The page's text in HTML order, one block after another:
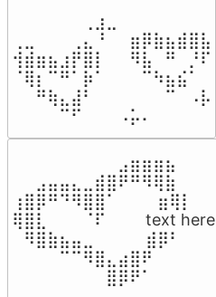
⠀⠀⠀⠀⠀⠀⢀⣰⣀⠀⠀⠀⠀⠀⠀⠀⠀
⢀⣀⠀⠀⠀⢀⣄⠘⠀⠀⣶⡿⣷⣦⣾⣿⣧
⢺⣾⣶⣦⣰⡟⣿⡇⠀⠀⠻⣧⠀⠛⠀⡘⠏
⠈⢿⡆⠉⠛⠁⡷⠁⠀⠀⠀⠉⠳⣦⣮⠁⠀
⠀⠀⠛⢷⣄⣼⠃⠀⠀⠀⠀⠀⠀⠉⠀⠠⡧
⠀⠀⠀⠀⠉⠋⠀⠀⠀⠠⡥⠄⠀⠀⠀⠀⠀
⠀⠀⠀⠀⠀⠀⠀⠀⠀⣠⣶⣶⣶⣦⠀⠀
⠀⠀⣠⣤⣤⣄⣀⣾⣿⠟⠛⠻⢿⣷⠀
⢰⣿⡿⠛⠙⠻⣿⣿⠁⠀⠀ ⠀⣶⢿⡇
⢿⣿⣇⠀⠀⠀⠈⠏⠀⠀⠀ text here
⠀⠻⣿⣷⣦⣤⣀⠀⠀⠀ ⠀⣾⡿⠃⠀
⠀⠀⠀⠀⠉⠉⠻⣿⣄⣴⣿⠟⠀⠀⠀
⠀⠀⠀⠀⠀⠀⠀⠀⣿⡿⠟⠁⠀⠀⠀